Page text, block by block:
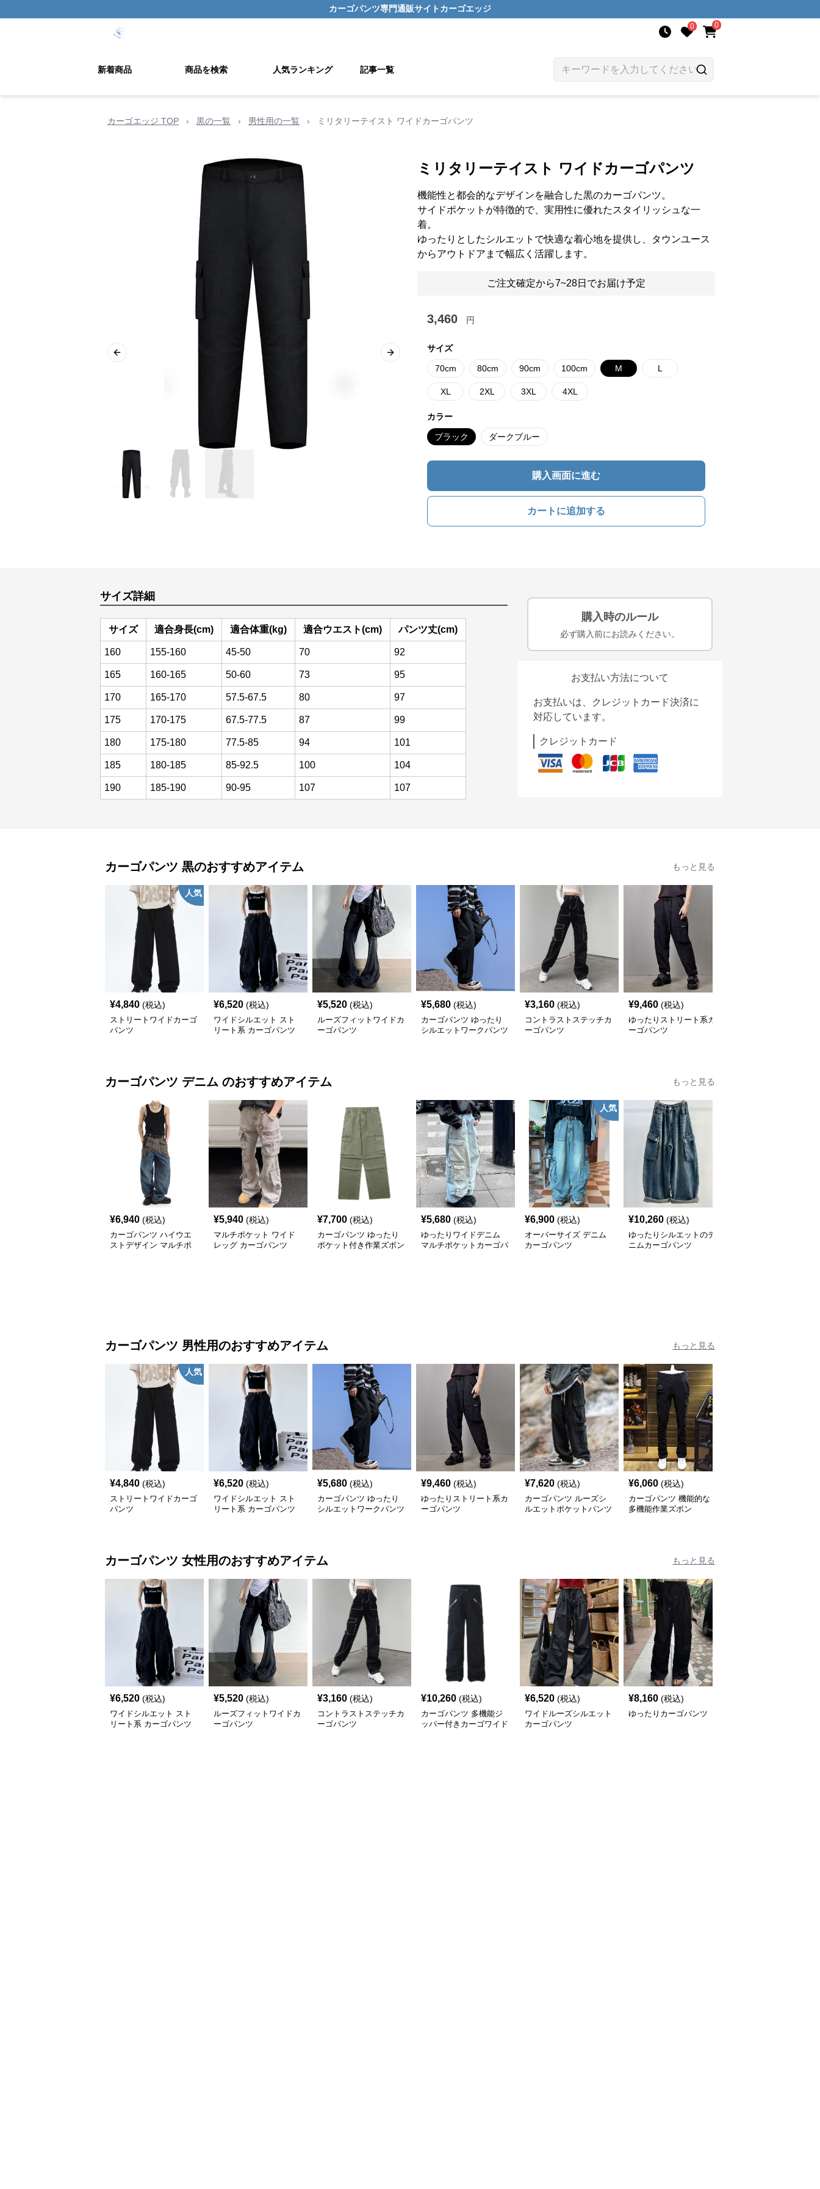
カーゴパンツ専門通販サイト カーゴエッジ
0 0
新着商品 商品を検索 人気ランキング 記事一覧
カーゴエッジ TOP › 黒の一覧 › 男性用の一覧 › ミリタリーテイスト ワイドカーゴパンツ
Previous slide Next slide
ミリタリーテイスト ワイドカーゴパンツ
機能性と都会的なデザインを融合した黒のカーゴパンツ。
サイドポケットが特徴的で、実用性に優れたスタイリッシュな一
着。
ゆったりとしたシルエットで快適な着心地を提供し、タウンユース
からアウトドアまで幅広く活躍します。
ご注文確定から7~28日でお届け予定
3,460 円
サイズ
70cm 80cm 90cm 100cm M L
XL 2XL 3XL 4XL
カラー
ブラック ダークブルー
購入画面に進む
カートに追加する
サイズ詳細
サイズ 適合身長(cm) 適合体重(kg) 適合ウエスト(cm) パンツ丈(cm)
160 155-160 45-50 70 92
165 160-165 50-60 73 95
170 165-170 57.5-67.5 80 97
175 170-175 67.5-77.5 87 99
180 175-180 77.5-85 94 101
185 180-185 85-92.5 100 104
190 185-190 90-95 107 107
購入時のルール
必ず購入前にお読みください。
お支払い方法について
お支払いは、クレジットカード決済に
対応しています。
クレジットカード
カーゴパンツ 黒のおすすめアイテム もっと見る
人気
¥4,840 (税込)
ストリートワイドカーゴ
パンツ
¥6,520 (税込)
ワイドシルエット スト
リート系 カーゴパンツ
¥5,520 (税込)
ルーズフィットワイドカ
ーゴパンツ
¥5,680 (税込)
カーゴパンツ ゆったり
シルエットワークパンツ
¥3,160 (税込)
コントラストステッチカ
ーゴパンツ
¥9,460 (税込)
ゆったりストリート系カ
ーゴパンツ
カーゴパンツ デニム のおすすめアイテム もっと見る
¥6,940 (税込)
カーゴパンツ ハイウエ
ストデザイン マルチポ
¥5,940 (税込)
マルチポケット ワイド
レッグ カーゴパンツ
¥7,700 (税込)
カーゴパンツ ゆったり
ポケット付き作業ズボン
¥5,680 (税込)
ゆったりワイドデニム
マルチポケットカーゴパ
人気
¥6,900 (税込)
オーバーサイズ デニム
カーゴパンツ
¥10,260 (税込)
ゆったりシルエットのデ
ニムカーゴパンツ
カーゴパンツ 男性用のおすすめアイテム もっと見る
人気
¥4,840 (税込)
ストリートワイドカーゴ
パンツ
¥6,520 (税込)
ワイドシルエット スト
リート系 カーゴパンツ
¥5,680 (税込)
カーゴパンツ ゆったり
シルエットワークパンツ
¥9,460 (税込)
ゆったりストリート系カ
ーゴパンツ
¥7,620 (税込)
カーゴパンツ ルーズシ
ルエットポケットパンツ
¥6,060 (税込)
カーゴパンツ 機能的な
多機能作業ズボン
カーゴパンツ 女性用のおすすめアイテム もっと見る
¥6,520 (税込)
ワイドシルエット スト
リート系 カーゴパンツ
¥5,520 (税込)
ルーズフィットワイドカ
ーゴパンツ
¥3,160 (税込)
コントラストステッチカ
ーゴパンツ
¥10,260 (税込)
カーゴパンツ 多機能ジ
ッパー付きカーゴワイド
¥6,520 (税込)
ワイドルーズシルエット
カーゴパンツ
¥8,160 (税込)
ゆったりカーゴパンツ